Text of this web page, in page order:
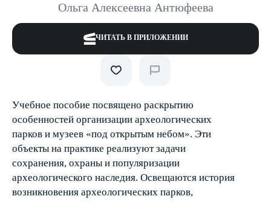
Ольга Алексеевна Антюфеева
ЧИТАТЬ В ПРИЛОЖЕНИИ
Учебное пособие посвящено раскрытию
особенностей организации археологических
парков и музеев «под открытым небом». Эти
объекты на практике реализуют задачи
сохранения, охраны и популяризации
археологического наследия. Освещаются история
возникновения археологических парков,